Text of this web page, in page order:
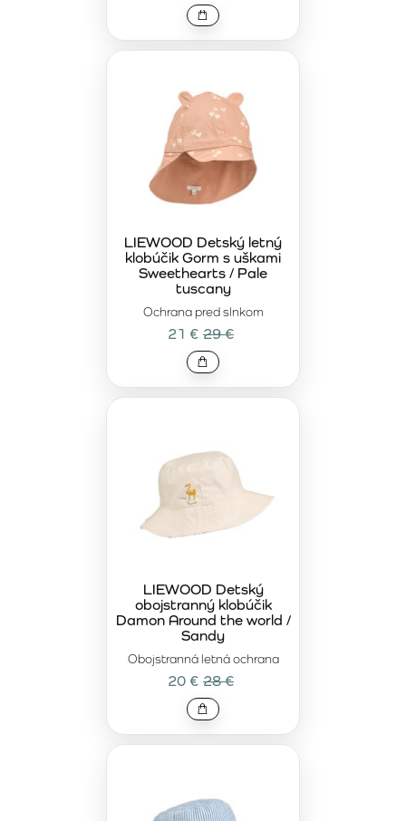
Ochrana pred slnkom
LIEWOOD Detský letný
klobúčik Gorm s uškami
Sweethearts / Pale
tuscany
21 € 29 €
Obojstranná letná ochrana
LIEWOOD Detský
obojstranný klobúčik
Damon Around the world /
Sandy
20 € 28 €